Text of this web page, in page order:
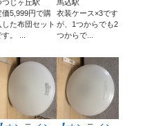
つじヶ丘駅
価5,999円で購
した布団セット
。 ...
馬込駅
衣装ケース×3です
が、1つからでも2
つからで...